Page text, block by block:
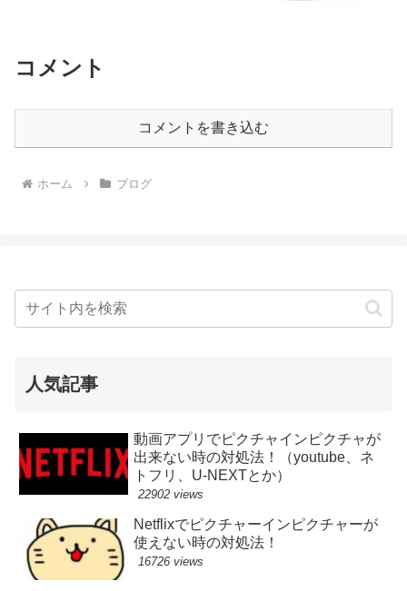
コメント
コメントを書き込む
ホーム ブログ
人気記事
動画アプリでピクチャインピクチャが
出来ない時の対処法！（youtube、ネ
トフリ、U-NEXTとか）
22902 views
Netflixでピクチャーインピクチャーが
使えない時の対処法！
16726 views